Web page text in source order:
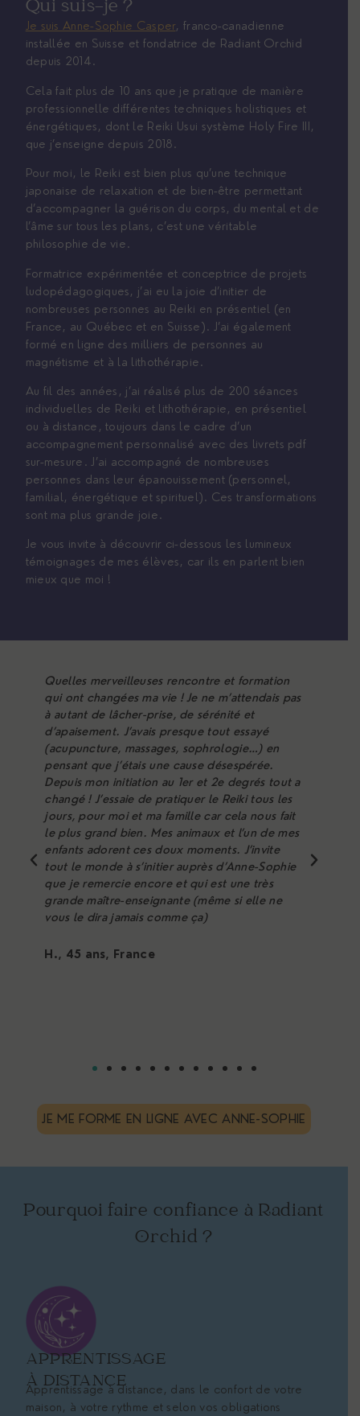
Qui suis-je ?
Je suis Anne-Sophie Casper, franco-canadienne
installée en Suisse et fondatrice de Radiant Orchid
depuis 2014.
Cela fait plus de 10 ans que je pratique de manière
professionnelle différentes techniques holistiques et
énergétiques, dont le Reiki Usui système Holy Fire III,
que j’enseigne depuis 2018.
Pour moi, le Reiki est bien plus qu’une technique
japonaise de relaxation et de bien-être permettant
d’accompagner la guérison du corps, du mental et de
l’âme sur tous les plans, c’est une véritable
philosophie de vie.
Formatrice expérimentée et conceptrice de projets
ludopédagogiques, j’ai eu la joie d’initier de
nombreuses personnes au Reiki en présentiel (en
France, au Québec et en Suisse). J’ai également
formé en ligne des milliers de personnes au
magnétisme et à la lithothérapie.
Au fil des années, j’ai réalisé plus de 200 séances
individuelles de Reiki et lithothérapie, en présentiel
ou à distance, toujours dans le cadre d’un
accompagnement personnalisé avec des livrets pdf
sur-mesure. J’ai accompagné de nombreuses
personnes dans leur épanouissement (personnel,
familial, énergétique et spirituel). Ces transformations
sont ma plus grande joie.
Je vous invite à découvrir ci-dessous les lumineux
témoignages de mes élèves, car ils en parlent bien
mieux que moi !
Quelles merveilleuses rencontre et formation
qui ont changées ma vie ! Je ne m’attendais pas
à autant de lâcher-prise, de sérénité et
d’apaisement. J’avais presque tout essayé
(acupuncture, massages, sophrologie…) en
pensant que j’étais une cause désespérée.
Depuis mon initiation au 1er et 2e degrés tout a
changé ! J’essaie de pratiquer le Reiki tous les
jours, pour moi et ma famille car cela nous fait
le plus grand bien. Mes animaux et l’un de mes
enfants adorent ces doux moments. J’invite
tout le monde à s’initier auprès d’Anne-Sophie
que je remercie encore et qui est une très
grande maître-enseignante (même si elle ne
vous le dira jamais comme ça)
H., 45 ans, France
JE ME FORME EN LIGNE AVEC ANNE-SOPHIE
Pourquoi faire confiance à Radiant
Orchid ?
APPRENTISSAGE
À DISTANCE
Apprentissage à distance, dans le confort de votre
maison, à votre rythme et selon vos obligations